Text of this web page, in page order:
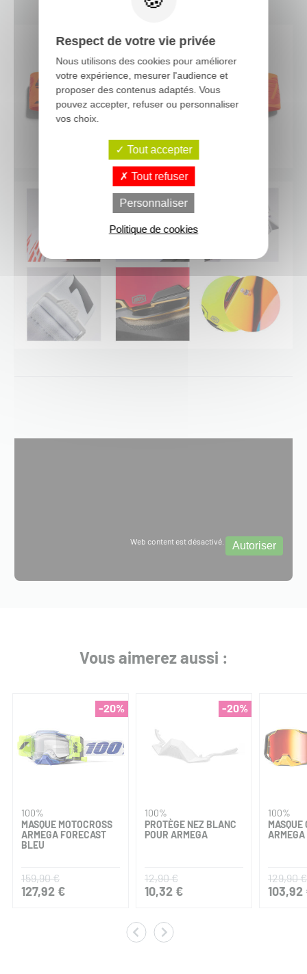
Web content est désactivé. Autoriser
Vous aimerez aussi :
-20%
100%
MASQUE MOTOCROSS
ARMEGA FORECAST
BLEU
159,90 €
127,92 €
-20%
100%
PROTÈGE NEZ BLANC
POUR ARMEGA
12,90 €
10,32 €
100%
MASQUE
129,90 €
103,92
Respect de votre vie privée
Nous utilisons des cookies pour améliorer
votre expérience, mesurer l'audience et
proposer des contenus adaptés. Vous
pouvez accepter, refuser ou personnaliser
vos choix.
Tout accepter
Tout refuser
Personnaliser
Politique de cookies